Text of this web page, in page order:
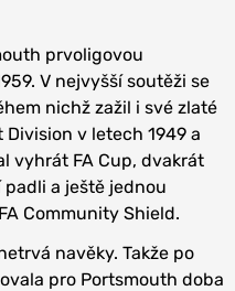
prvoligovou
V nejvyšší soutěži se
nichž zažil i své zlaté
v letech 1949 a
vyhrát FA Cup, dvakrát
a ještě jednou
Community Shield.
navěky. Takže po
pro Portsmouth doba